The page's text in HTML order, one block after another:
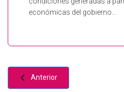
económicas del gobierno…
Anterior